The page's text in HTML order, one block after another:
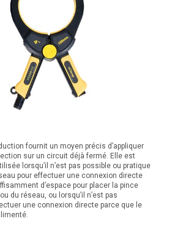
fournit un moyen précis d’appliquer
sur un circuit déjà fermé. Elle est
lorsqu’il n’est pas possible ou pratique
pour effectuer une connexion directe
d’espace pour placer la pince
du réseau, ou lorsqu’il n’est pas
une connexion directe parce que le